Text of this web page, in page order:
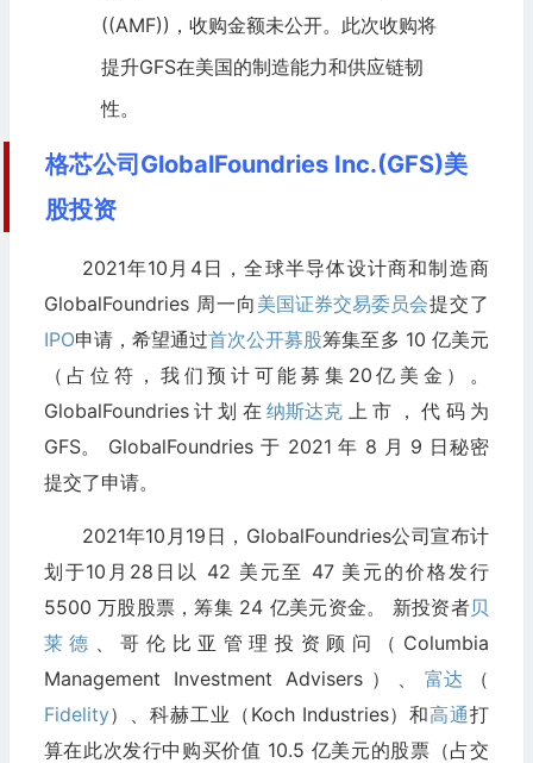
((AMF))，收购金额未公开。此次收购将
提升GFS在美国的制造能力和供应链韧
性。
格芯公司GlobalFoundries Inc.(GFS)美
股投资
2021年10月4日，全球半导体设计商和制造商
GlobalFoundries 周一向 美国证券交易委员会提交了
IPO申请，希望通过首次公开募股筹集至多 10 亿美元
（占位符，我们预计可能募集20亿美金）。
GlobalFoundries计划在纳斯达克 上市，代码为
GFS。 GlobalFoundries 于 2021 年 8 月 9 日秘密
提交了申请。
2021年10月19日，GlobalFoundries公司宣布计
划于10月28日以 42 美元至 47 美元的价格发行
5500 万股股票，筹集 24 亿美元资金。 新投资者贝
莱德
、哥伦比亚管理投资顾问（Columbia
Management Investment Advisers）、 富达 （
Fidelity）、科赫工业（Koch Industries）和高通打
算在此次发行中购买价值 10.5 亿美元的股票（占交